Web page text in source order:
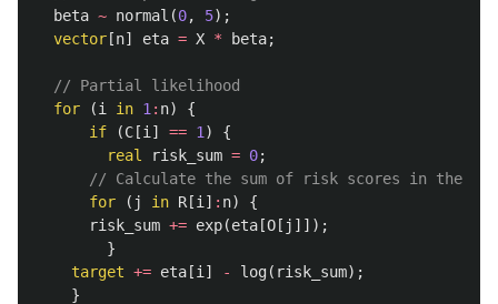
beta ~ normal (0, 5);
vector [n] eta = X * beta;
// Partial likelihood
for
(i in 1 : n)
{
if
(C [i ] == 1 )
{
real
risk_sum = 0;
// Calculate the sum of risk scores in the
for
( j in R [i ] : n)
{
risk_sum += exp(eta [O [ j ]]);
}
target += eta [i ] - log( risk_sum);
}